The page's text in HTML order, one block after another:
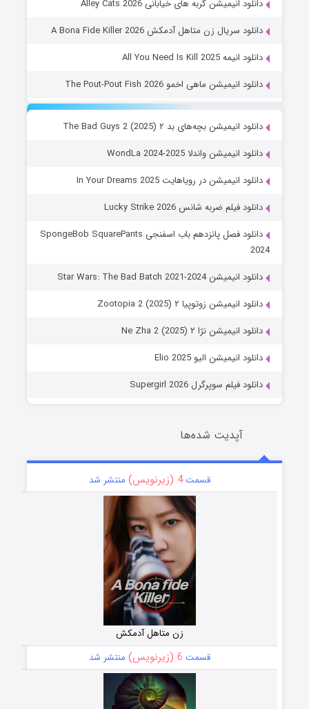
دانلود انیمیشن گربه های خیابانی Alley Cats 2026
دانلود سریال زن متاهل آدمکش A Bona Fide Killer 2026
دانلود انیمه All You Need Is Kill 2025
دانلود انیمیشن ماهی اخمو The Pout-Pout Fish 2026
دانلود انیمیشن بچه‌های بد ۲ The Bad Guys 2 (2025)
دانلود انیمیشن واندلا WondLa 2024-2025
دانلود انیمیشن در رویاهایت In Your Dreams 2025
دانلود فیلم ضربه شانس Lucky Strike 2026
دانلود فصل پانزدهم باب اسفنجی SpongeBob SquarePants
2024
دانلود انیمیشن Star Wars: The Bad Batch 2021-2024
دانلود انیمیشن زوتوپیا ۲ Zootopia 2 (2025)
دانلود انیمیشن نژا ۲ Ne Zha 2 (2025)
دانلود انیمیشن الیو Elio 2025
دانلود فیلم سوپرگرل Supergirl 2026
آپدیت شده‌ها
قسمت4 (زیرنویس) منتشر شد
زن متاهل آدمکش
قسمت 6 (زیرنویس) منتشر شد